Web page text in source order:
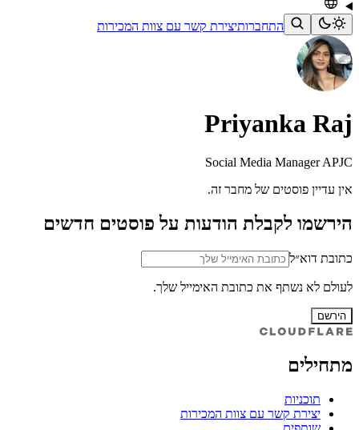
התחברותיצירת קשר עם צוות המכירות
Priyanka Raj
Social Media Manager APJC
אין עדיין פוסטים של מחבר זה.
הירשמו לקבלת הודעות על פוסטים חדשים
כתובת דוא״ל
לעולם לא נשתף את כתובת האימייל שלך.
הירשם
מתחילים
תוכניות
יצירת קשר עם צוות המכירות